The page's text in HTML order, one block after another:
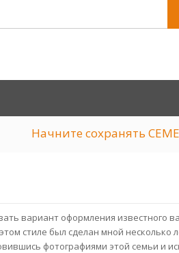
Начните сохранять
вариант оформления известного
стиле был сделан мной несколько
фотографиями этой семьи и